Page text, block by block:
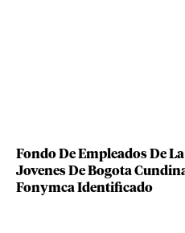
Fondo De Empleados De
Jovenes De Bogota
Fonymca Identificado